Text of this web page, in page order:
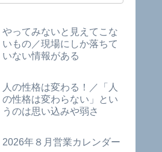
やってみないと見えてこな
いもの／現場にしか落ちて
いない情報がある
人の性格は変わる！／「人
の性格は変わらない」とい
うのは思い込みや弱さ
2026年８月営業カレンダー